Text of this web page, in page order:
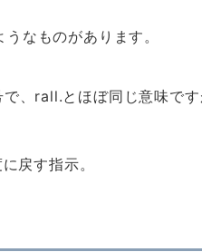
なものがあります。
で、rall.とほぼ同じ意味で
戻す指示。